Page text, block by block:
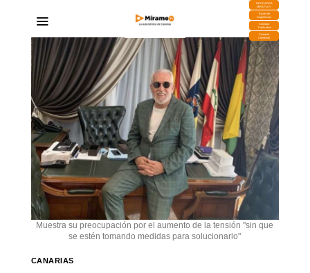
DESCARGA
MIRAPLAY
Buzón de
Sugerencias
Contratar
Publicidad
Contacto
Comercial
Muestra su preocupación por el aumento de la tensión "sin que
se estén tomando medidas para solucionarlo"
CANARIAS